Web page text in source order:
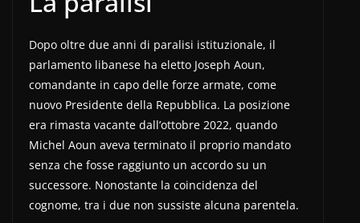
Dopo oltre due anni di paralisi istituzionale, il
parlamento libanese ha eletto Joseph Aoun,
comandante in capo delle forze armate, come
nuovo Presidente della Repubblica. La posizione
era rimasta vacante dall’ottobre 2022, quando
Michel Aoun aveva terminato il proprio mandato
senza che fosse raggiunto un accordo su un
successore. Nonostante la coincidenza del
cognome, tra i due non sussiste alcuna parentela.